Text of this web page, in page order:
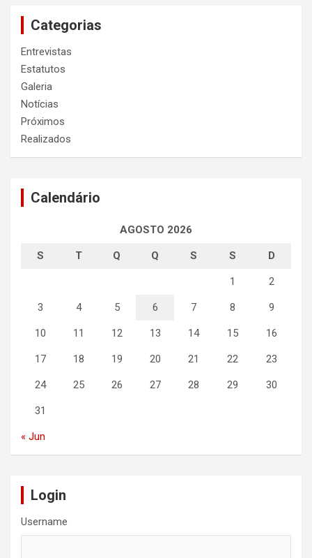
Categorias
Entrevistas
Estatutos
Galeria
Notícias
Próximos
Realizados
Calendário
AGOSTO 2026
S T Q Q S S D
1 2
3 4 5 6 7 8 9
10 11 12 13 14 15 16
17 18 19 20 21 22 23
24 25 26 27 28 29 30
31
« Jun
Login
Username